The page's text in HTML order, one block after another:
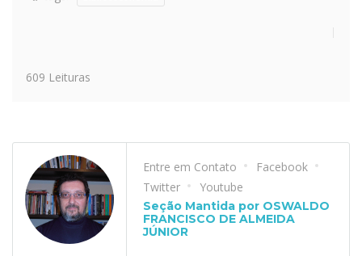
609 Leituras
Entre em Contato
Facebook
Twitter
Youtube
Seção Mantida por OSWALDO
FRANCISCO DE ALMEIDA
JÚNIOR